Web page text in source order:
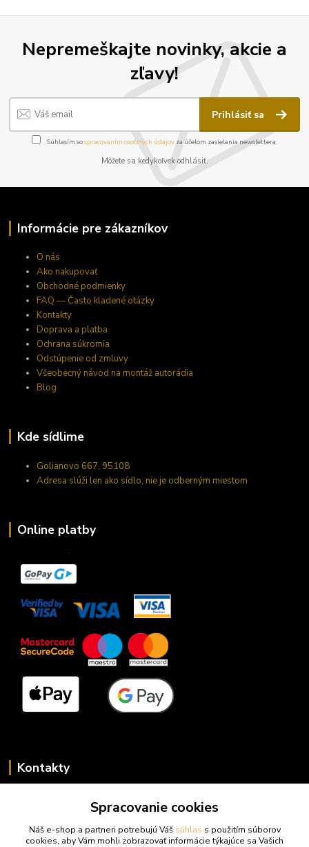
Nepremeškajte novinky, akcie a
zľavy!
Prihlásiť sa
Súhlasím sospracovaním osobných údajov za účelom zasielania newslettera.
Môžete sa kedykoľvek odhlásiť.
Informácie pre zákazníkov
O nás
Ako nakupovať
Obchodné podmienky
FAQ — Často kladené otázky
Kontakty
Doprava a platba
Ochrana súkromia
Odstúpenie od zmluvy
Všeobecný návod na montáž autorádia
Blog
Kde sídlime
Golianovo 667, 95108
Adresa slúži len ako sídlo, nie je odberným miestom
Online platby
Kontakty
+421 948 923 456
(Po-Pi 14-17 hod., So 10-15 hod.)
Spracovanie cookies
Náš e-shop a partneri potrebujú Váš súhlas s použitím súborov
cookies, aby Vám mohli zobrazovať informácie týkajúce sa Vašich